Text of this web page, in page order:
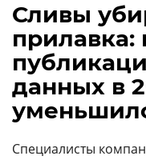
Сливы
прилавка:
данных в
Специалисты